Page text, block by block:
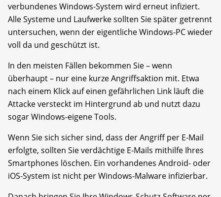
verbundenes Windows-System wird erneut infiziert.
Alle Systeme und Laufwerke sollten Sie später getrennt
untersuchen, wenn der eigentliche Windows-PC wieder
voll da und geschützt ist.
In den meisten Fällen bekommen Sie – wenn
überhaupt – nur eine kurze Angriffs­aktion mit. Etwa
nach einem Klick auf einen gefährlichen Link läuft die
Attacke versteckt im Hintergrund ab und nutzt dazu
sogar Windows-eigene Tools.
Wenn Sie sich sicher sind, dass der Angriff per E-Mail
erfolgte, sollten Sie verdächtige E-Mails mithilfe Ihres
Smartphones löschen. Ein vorhandenes Android- oder
iOS-System ist nicht per Windows-Malware infizierbar.